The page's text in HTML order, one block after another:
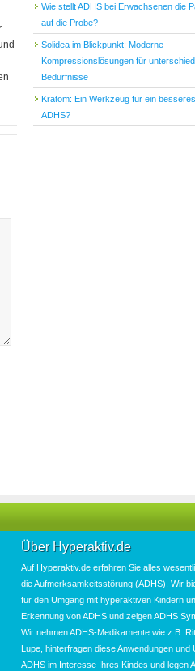
Wie stellt ADHS bei Erwachsenen die
auf die Probe?
Solidea im Blickpunkt: Moderne
Kompressionslösungen für
Bedürfnisse
Kratom: Ein Werkzeug für ein
ADHS?
Über Hyperaktiv.de
Auf Hyperaktiv.de erfahren Sie alles
dieAufmerksamkeitsstörung (ADHS). Wir
für den Umgang mit hyperaktiven Kindern
Erkennung von ADHS und zeigenADHS
Wir nehmenADHS-Medikamente wie z.B.
Lupe, hinterfragen diese Anwendungen und
ADHS im Interesse Ihres Kindes und legen